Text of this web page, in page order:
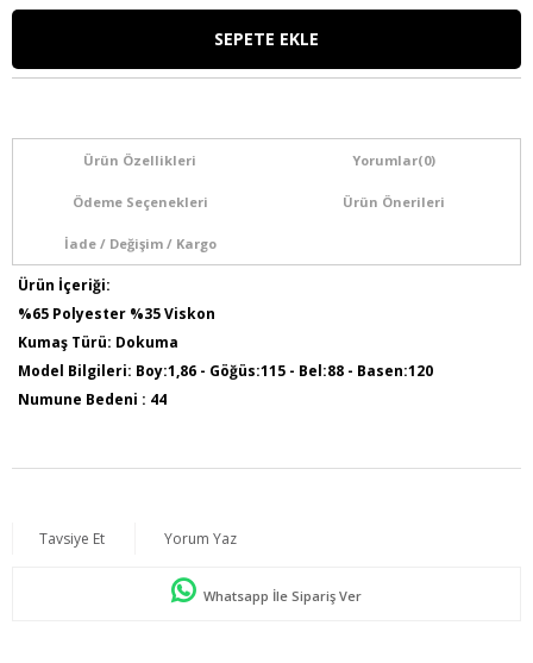
Ürün Özellikleri Yorumlar(0)
Ödeme Seçenekleri Ürün Önerileri
İade / Değişim / Kargo
Ürün İçeriği:
%65 Polyester %35 Viskon
Kumaş Türü: Dokuma
Model Bilgileri: Boy:1,86 - Göğüs:115 - Bel:88 - Basen:120
Numune Bedeni : 44
Tavsiye Et Yorum Yaz
Whatsapp İle Sipariş Ver